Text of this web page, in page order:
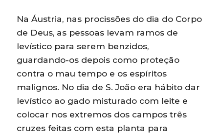
Na Áustria, nas procissões do dia do Corpo
de Deus, as pessoas levam ramos de
levístico para serem benzidos,
guardando-os depois como proteção
contra o mau tempo e os espíritos
malignos. No dia de S. João era hábito dar
levístico ao gado misturado com leite e
colocar nos extremos dos campos três
cruzes feitas com esta planta para